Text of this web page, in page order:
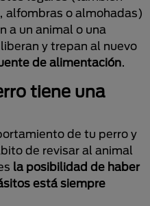
alfombras o almohadas)
a un animal o una
y trepan al nuevo
de alimentación.
tiene una
de tu perro y
de revisar al animal
la posibilidad de haber
está siempre